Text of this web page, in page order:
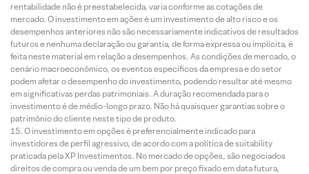
rentabilidade não é preestabelecida, varia conforme as cotações de
mercado. O investimento em ações é um investimento de alto risco e os
desempenhos anteriores não são necessariamente indicativos de resultados
futuros e nenhuma declaração ou garantia, de forma expressa ou implícita, é
feita neste material em relação a desempenhos. As condições de mercado, o
cenário macroeconômico, os eventos específicos da empresa e do setor
podem afetar o desempenho do investimento, podendo resultar até mesmo
em significativas perdas patrimoniais. A duração recomendada para o
investimento é de médio-longo prazo. Não há quaisquer garantias sobre o
patrimônio do cliente neste tipo de produto.
O investimento em opções é preferencialmente indicado para
investidores de perfil agressivo, de acordo com a política de suitability
praticada pela XP Investimentos. No mercado de opções, são negociados
direitos de compra ou venda de um bem por preço fixado em data futura,